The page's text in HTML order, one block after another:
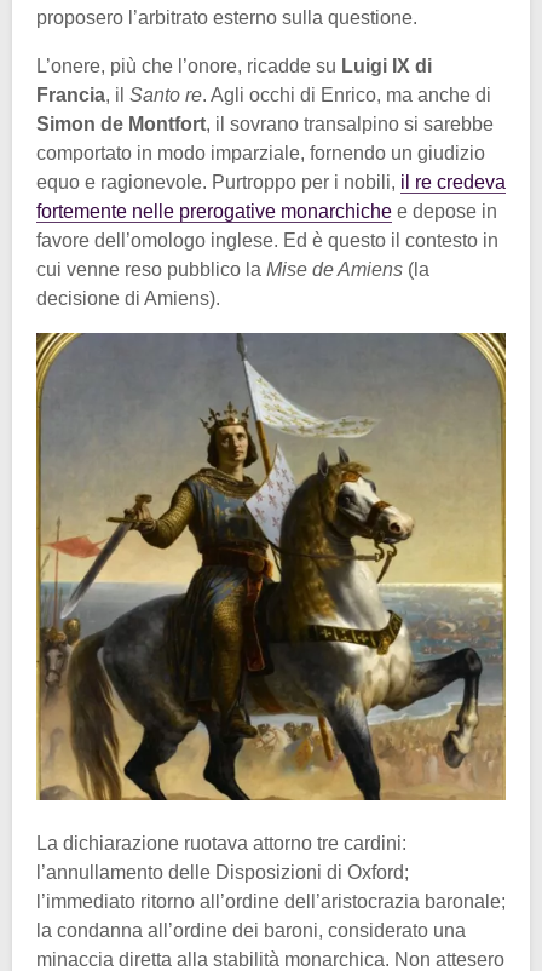
proposero l’arbitrato esterno sulla questione.
L’onere, più che l’onore, ricadde su Luigi IX di
Francia, il Santo re. Agli occhi di Enrico, ma anche di
Simon de Montfort, il sovrano transalpino si sarebbe
comportato in modo imparziale, fornendo un giudizio
equo e ragionevole. Purtroppo per i nobili, il re credeva
fortemente nelle prerogative monarchiche e depose in
favore dell’omologo inglese. Ed è questo il contesto in
cui venne reso pubblico la Mise de Amiens (la
decisione di Amiens).
La dichiarazione ruotava attorno tre cardini:
l’annullamento delle Disposizioni di Oxford;
l’immediato ritorno all’ordine dell’aristocrazia baronale;
la condanna all’ordine dei baroni, considerato una
minaccia diretta alla stabilità monarchica. Non attesero